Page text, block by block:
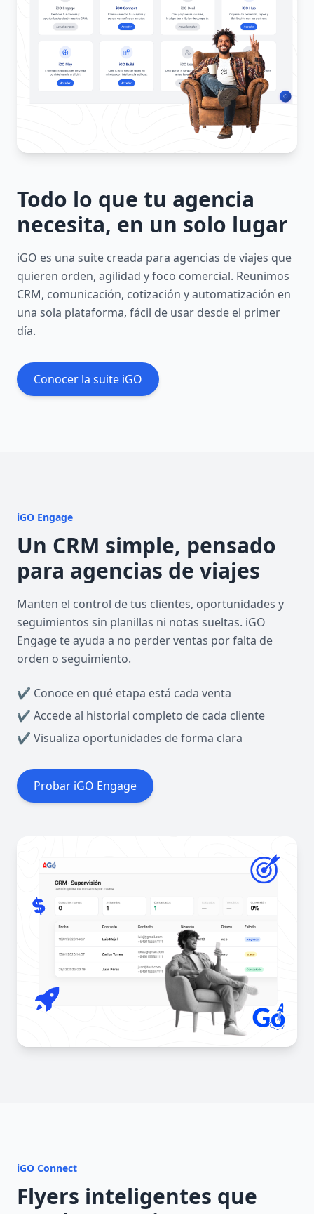
Todo lo que tu agencia
necesita, en un solo lugar
iGO es una suite creada para agencias de viajes que
quieren orden, agilidad y foco comercial. Reunimos
CRM, comunicación, cotización y automatización en
una sola plataforma, fácil de usar desde el primer
día.
Conocer la suite iGO
iGO Engage
Un CRM simple, pensado
para agencias de viajes
Manten el control de tus clientes, oportunidades y
seguimientos sin planillas ni notas sueltas. iGO
Engage te ayuda a no perder ventas por falta de
orden o seguimiento.
✔ Conoce en qué etapa está cada venta
✔ Accede al historial completo de cada cliente
✔ Visualiza oportunidades de forma clara
Probar iGO Engage
iGO Connect
Flyers inteligentes que